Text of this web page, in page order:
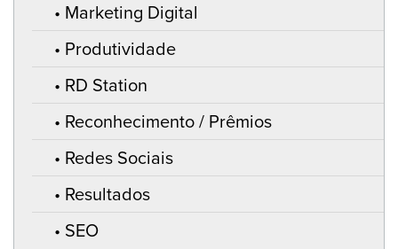
Marketing Digital
Produtividade
RD Station
Reconhecimento / Prêmios
Redes Sociais
Resultados
SEO